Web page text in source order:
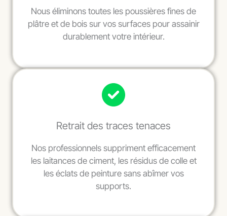
Nous éliminons toutes les poussières fines de
plâtre et de bois sur vos surfaces pour assainir
durablement votre intérieur.
Retrait des traces tenaces
Nos professionnels suppriment efficacement
les laitances de ciment, les résidus de colle et
les éclats de peinture sans abîmer vos
supports.